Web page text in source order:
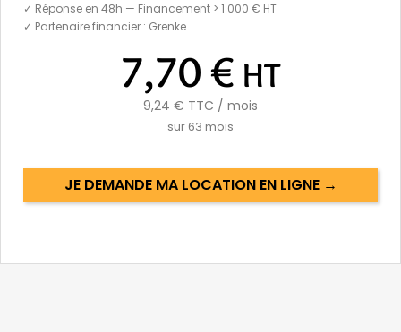
✓ Réponse en 48h — Financement > 1 000 € HT
✓ Partenaire financier : Grenke
7,70 € HT
9,24 € TTC / mois
sur 63 mois
JE DEMANDE MA LOCATION EN LIGNE →